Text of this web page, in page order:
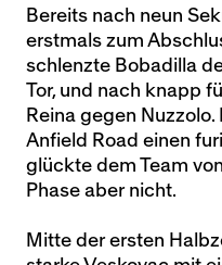
Bereits nach neun
erstmals zum
schlenzte Bobadilla
Tor, und nach knapp
Reina gegen
Anfield Road einen
glückte dem Team
Phase aber nicht.
Mitte der ersten